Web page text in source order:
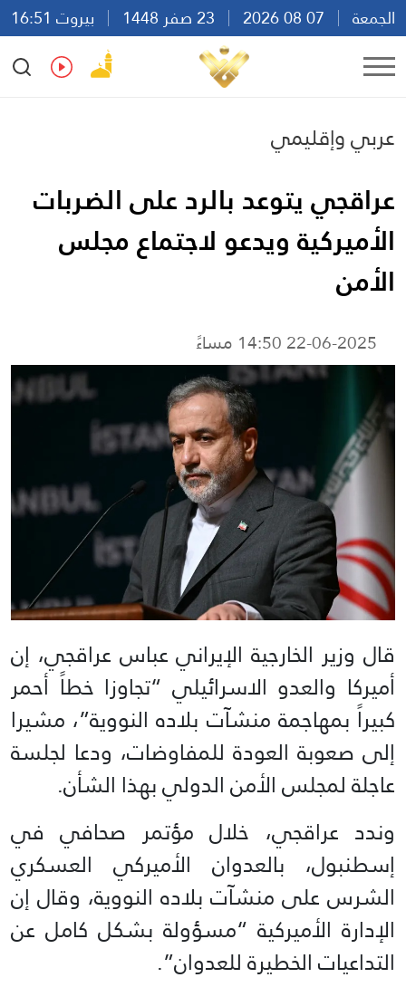
الجمعة
بيروت 16:51
Ar
En Fr Es
عربي وإقليمي
عراقجي يتوعد بالرد على الضربات
الأميركية ويدعو لاجتماع مجلس
الأمن
22-06-2025 14:50 مساءً
قال وزير الخارجية الإيراني عباس عراقجي، إن
أميركا والعدو الاسرائيلي “تجاوزا خطاً أحمر
كبيراً بمهاجمة منشآت بلاده النووية”، مشيرا
إلى صعوبة العودة للمفاوضات، ودعا لجلسة
عاجلة لمجلس الأمن الدولي بهذا الشأن.
وندد عراقجي، خلال مؤتمر صحافي في
إسطنبول، بالعدوان الأميركي العسكري
الشرس على منشآت بلاده النووية، وقال إن
الإدارة الأميركية “مسؤولة بشكل كامل عن
التداعيات الخطيرة للعدوان”.